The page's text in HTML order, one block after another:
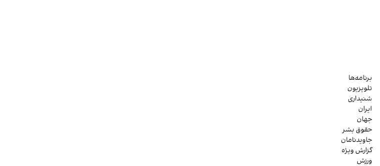
برنامه‌ها
تلویزیون
شنیداری
ایران
جهان
حقوق بشر
جاویدنامان
گزارش ویژه
ورزش